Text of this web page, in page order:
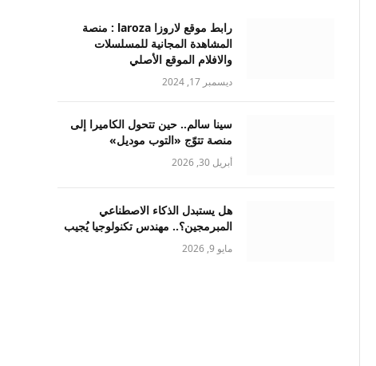
رابط موقع لاروزا laroza : منصة
المشاهدة المجانية للمسلسلات
والافلام الموقع الأصلي
ديسمبر 17, 2024
سينا سالم.. حين تتحول الكاميرا إلى
منصة تتوّج «التوب موديل»
أبريل 30, 2026
هل يستبدل الذكاء الاصطناعي
المبرمجين؟.. مهندس تكنولوجيا يُجيب
مايو 9, 2026